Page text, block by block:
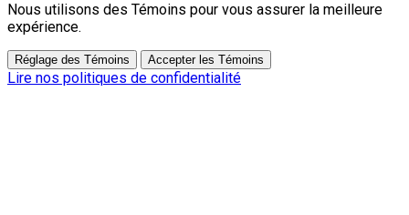
Nous utilisons des Témoins pour vous assurer la meilleure
expérience.
Réglage des Témoins Accepter les Témoins
Lire nos politiques de confidentialité